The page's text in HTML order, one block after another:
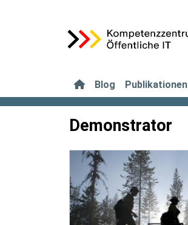
Blog Publikationen
Demonstrator